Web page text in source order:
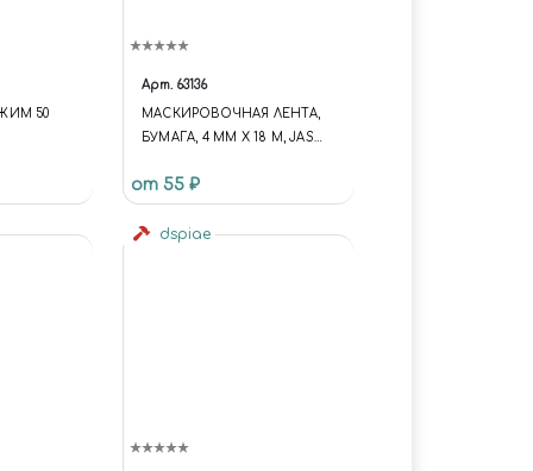
50
Арт. 63136
МАСКИРОВОЧНАЯ ЛЕНТА,
БУМАГА, 4 ММ Х 18 М, JAS
от 55 ₽
dspiae